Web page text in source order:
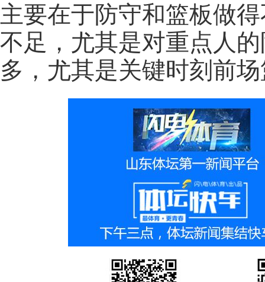
主要在于防守和篮板做
不足，尤其是对重点人
多，尤其是关键时刻前